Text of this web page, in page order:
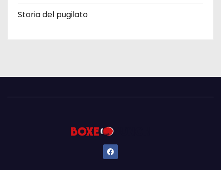
Storia del pugilato